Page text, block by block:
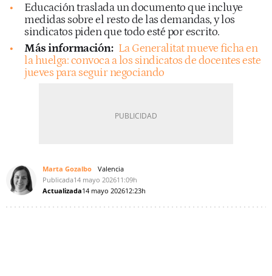
Educación traslada un documento que incluye
medidas sobre el resto de las demandas, y los
sindicatos piden que todo esté por escrito.
Más información: La Generalitat mueve ficha en
la huelga: convoca a los sindicatos de docentes este
jueves para seguir negociando
Marta Gozalbo
Valencia
Publicada14 mayo 202611:09h
Actualizada14 mayo 202612:23h